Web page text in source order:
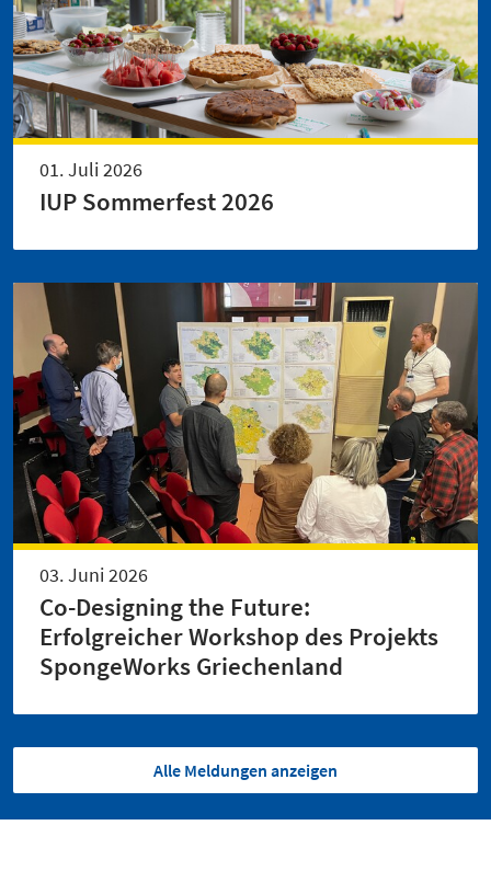
01. Juli 2026
IUP Sommerfest 2026
03. Juni 2026
Co-Designing the Future:
Erfolgreicher Workshop des Projekts
SpongeWorks Griechenland
Alle Meldungen anzeigen